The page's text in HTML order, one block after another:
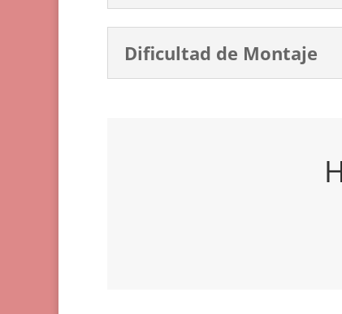
Dificultad de Montaje